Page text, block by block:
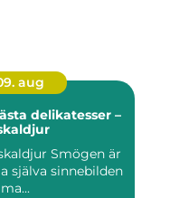
aug
delikatesser –
Smögen är
själva sinnebilden